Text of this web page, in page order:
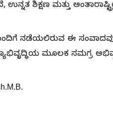
ಉನ್ನತ ಶಿಕ್ಷಣ ಮತ್ತು
ನಡೆಯಲಿರುವ ಈ
ಮೂಲಕ ಸಮಗ್ರ